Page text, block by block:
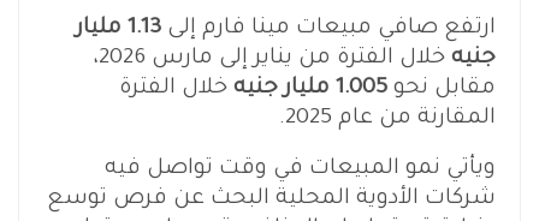
ارتفع صافي مبيعات مينا فارم إلى
1.13 مليار
جنيه
خلال الفترة من يناير إلى مارس 2026،
مقابل نحو 1.005 مليار جنيه
خلال الفترة
المقارنة من عام 2025.
ويأتي نمو المبيعات في وقت تواصل فيه
شركات الأدوية المحلية البحث عن فرص توسع